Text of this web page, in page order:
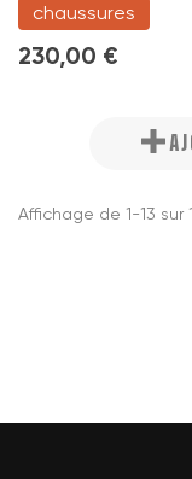
chaussures
230,00 €
Affichage de 1-13 sur